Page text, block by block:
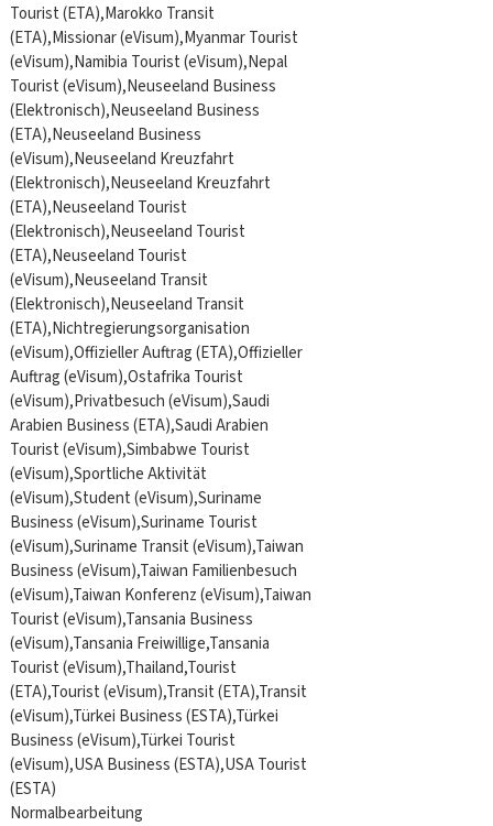
Tourist (ETA),Marokko Transit
(ETA),Missionar (eVisum),Myanmar Tourist
(eVisum),Namibia Tourist (eVisum),Nepal
Tourist (eVisum),Neuseeland Business
(Elektronisch),Neuseeland Business
(ETA),Neuseeland Business
(eVisum),Neuseeland Kreuzfahrt
(Elektronisch),Neuseeland Kreuzfahrt
(ETA),Neuseeland Tourist
(Elektronisch),Neuseeland Tourist
(ETA),Neuseeland Tourist
(eVisum),Neuseeland Transit
(Elektronisch),Neuseeland Transit
(ETA),Nichtregierungsorganisation
(eVisum),Offizieller Auftrag (ETA),Offizieller
Auftrag (eVisum),Ostafrika Tourist
(eVisum),Privatbesuch (eVisum),Saudi
Arabien Business (ETA),Saudi Arabien
Tourist (eVisum),Simbabwe Tourist
(eVisum),Sportliche Aktivität
(eVisum),Student (eVisum),Suriname
Business (eVisum),Suriname Tourist
(eVisum),Suriname Transit (eVisum),Taiwan
Business (eVisum),Taiwan Familienbesuch
(eVisum),Taiwan Konferenz (eVisum),Taiwan
Tourist (eVisum),Tansania Business
(eVisum),Tansania Freiwillige,Tansania
Tourist (eVisum),Thailand,Tourist
(ETA),Tourist (eVisum),Transit (ETA),Transit
(eVisum),Türkei Business (ESTA),Türkei
Business (eVisum),Türkei Tourist
(eVisum),USA Business (ESTA),USA Tourist
(ESTA)
Normalbearbeitung